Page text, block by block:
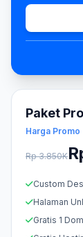
Paket
Harga Promo
Rp 3.850K
Custom
Halaman
Gratis 1